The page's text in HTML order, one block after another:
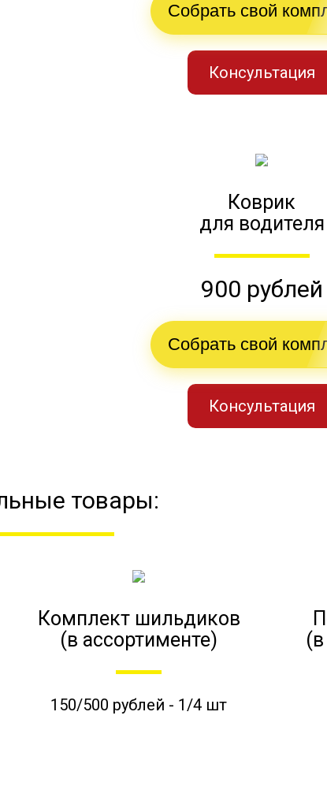
Собрать свой
Консультация
Коврик
для водителя
900 рублей
Собрать свой
Консультация
товары:
Комплект шильдиков
(в ассортименте)
150/500 рублей - 1/4 шт